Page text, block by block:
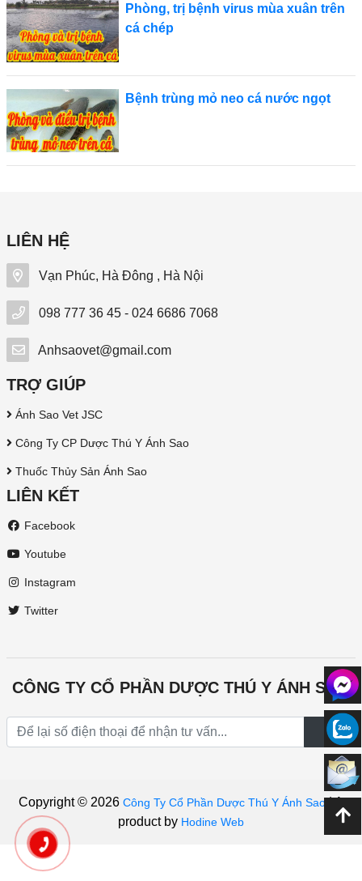
Phòng, trị bệnh virus mùa xuân trên
cá chép
Bệnh trùng mỏ neo cá nước ngọt
LIÊN HỆ
Vạn Phúc, Hà Đông , Hà Nội
098 777 36 45 - 024 6686 7068
Anhsaovet@gmail.com
TRỢ GIÚP
Ánh Sao Vet JSC
Công Ty CP Dược Thú Y Ánh Sao
Thuốc Thủy Sản Ánh Sao
LIÊN KẾT
Facebook
Youtube
Instagram
Twitter
CÔNG TY CỔ PHẦN DƯỢC THÚ Y ÁNH SAO
Copyright © 2026 Công Ty Cổ Phần Dược Thú Y Ánh Sao |A
product by Hodine Web